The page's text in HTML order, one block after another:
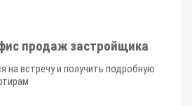
продаж застройщика
на встречу и получить подробную